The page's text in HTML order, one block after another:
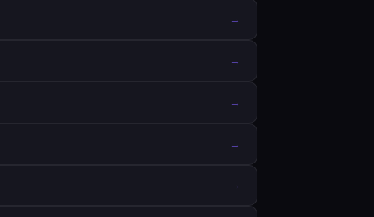
→
→
→
→
→